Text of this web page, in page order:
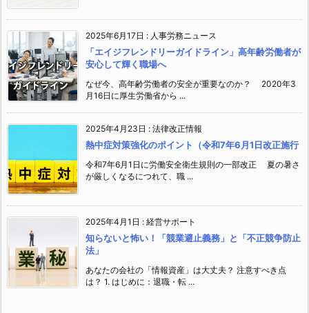
2025年6月17日 : 人事労務ニュース
「エイジフレンドリーガイドライン」高年齢労働者が
安心して輝く職場へ
なぜ今、高年齢労働者の安全が重要なのか？ 2020年3
月16日に厚生労働省から ...
2025年4月23日 : 法律改正情報
熱中症対策強化のポイント（令和7年6月1日改正施行
令和7年6月1日に労働安全衛生規則の一部改正 夏の暑さ
が厳しくなるにつれて、職 ...
2025年4月1日 : 経営サポート
知らないと怖い！「競業避止義務」と「不正競争防止
法」
あなたの会社の「情報資産」は大丈夫？ 注意すべき点
は？ 1. はじめに：退職・転 ...